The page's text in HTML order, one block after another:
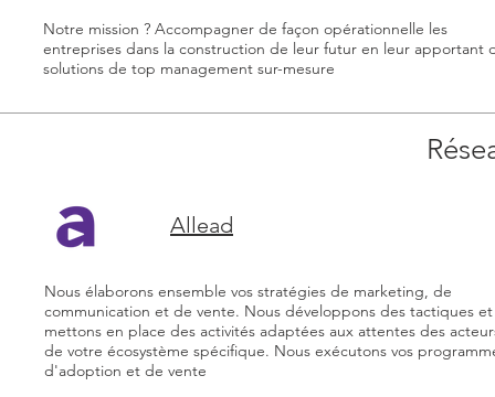
Notre mission ? Accompagner de façon opérationnelle les
entreprises dans la construction de leur futur en leur apportant
solutions de top management sur-mesure
Allead
Nous élaborons ensemble vos stratégies de marketing, de
communication et de vente. Nous développons des tactiques et
mettons en place des activités adaptées aux attentes des
de votre écosystème spécifique. Nous exécutons vos
d'adoption et de vente